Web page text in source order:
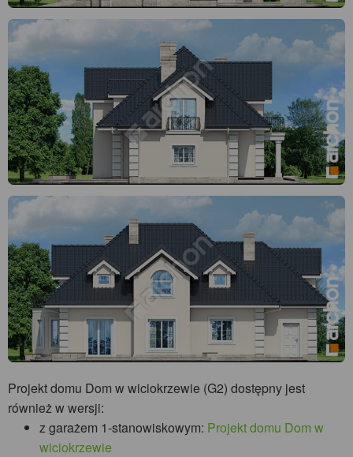
Projekt domu Dom w wiciokrzewie (G2) dostępny jest
również w wersji:
z garażem 1-stanowiskowym: Projekt domu Dom w
wiciokrzewie